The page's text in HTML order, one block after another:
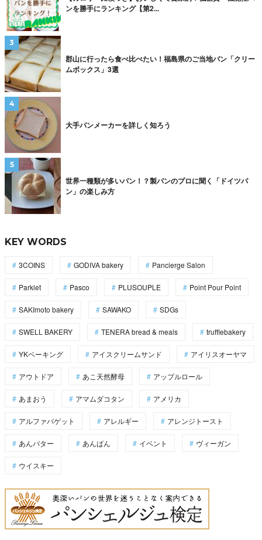
ンを勝手にランキング【第2...
郡山に行ったら食べ比べたい！福島県のご当地パン「クリー
ムボックス」3選
大手パンメーカーを詳しく知ろう
世界一種類が多いパン！？製パンのプロに聞く「ドイツパ
ン」の楽しみ方
KEY WORDS
3COINS GODIVA bakery Pancierge Salon
Parklet Pasco PLUSOUPLE Point Pour Point
SAKImoto bakery SAWAKO SDGs
SWELL BAKERY TENERA bread & meals trufflebakery
YKベーキング アイスクリームサンド アイリスオーヤマ
アウトドア あこ天然酵母 アップルロール
あまおう アマムダコタン アメリカ
アルファバゲット アレルギー アレンジトースト
あんバター あんぱん イベント ヴィーガン
ウイスキー